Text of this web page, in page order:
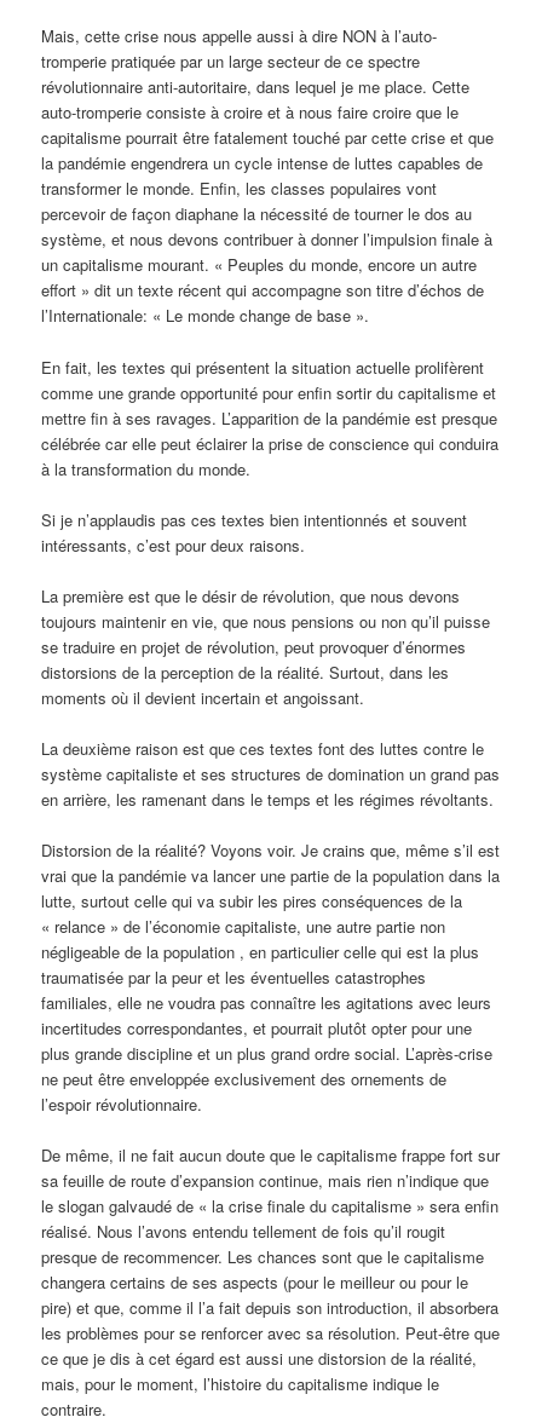
Mais, cette crise nous appelle aussi à dire NON à l’auto-
tromperie pratiquée par un large secteur de ce spectre
révolutionnaire anti-autoritaire, dans lequel je me place. Cette
auto-tromperie consiste à croire et à nous faire croire que le
capitalisme pourrait être fatalement touché par cette crise et que
la pandémie engendrera un cycle intense de luttes capables de
transformer le monde. Enfin, les classes populaires vont
percevoir de façon diaphane la nécessité de tourner le dos au
système, et nous devons contribuer à donner l’impulsion finale à
un capitalisme mourant. « Peuples du monde, encore un autre
effort » dit un texte récent qui accompagne son titre d’échos de
l’Internationale: « Le monde change de base ».
En fait, les textes qui présentent la situation actuelle prolifèrent
comme une grande opportunité pour enfin sortir du capitalisme et
mettre fin à ses ravages. L’apparition de la pandémie est presque
célébrée car elle peut éclairer la prise de conscience qui conduira
à la transformation du monde.
Si je n’applaudis pas ces textes bien intentionnés et souvent
intéressants, c’est pour deux raisons.
La première est que le désir de révolution, que nous devons
toujours maintenir en vie, que nous pensions ou non qu’il puisse
se traduire en projet de révolution, peut provoquer d’énormes
distorsions de la perception de la réalité. Surtout, dans les
moments où il devient incertain et angoissant.
La deuxième raison est que ces textes font des luttes contre le
système capitaliste et ses structures de domination un grand pas
en arrière, les ramenant dans le temps et les régimes révoltants.
Distorsion de la réalité? Voyons voir. Je crains que, même s’il est
vrai que la pandémie va lancer une partie de la population dans la
lutte, surtout celle qui va subir les pires conséquences de la
« relance » de l’économie capitaliste, une autre partie non
négligeable de la population , en particulier celle qui est la plus
traumatisée par la peur et les éventuelles catastrophes
familiales, elle ne voudra pas connaître les agitations avec leurs
incertitudes correspondantes, et pourrait plutôt opter pour une
plus grande discipline et un plus grand ordre social. L’après-crise
ne peut être enveloppée exclusivement des ornements de
l’espoir révolutionnaire.
De même, il ne fait aucun doute que le capitalisme frappe fort sur
sa feuille de route d’expansion continue, mais rien n’indique que
le slogan galvaudé de « la crise finale du capitalisme » sera enfin
réalisé. Nous l’avons entendu tellement de fois qu’il rougit
presque de recommencer. Les chances sont que le capitalisme
changera certains de ses aspects (pour le meilleur ou pour le
pire) et que, comme il l’a fait depuis son introduction, il absorbera
les problèmes pour se renforcer avec sa résolution. Peut-être que
ce que je dis à cet égard est aussi une distorsion de la réalité,
mais, pour le moment, l’histoire du capitalisme indique le
contraire.